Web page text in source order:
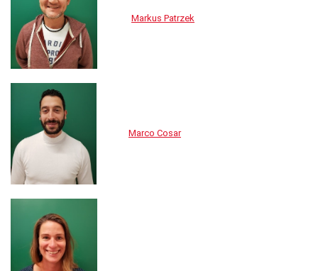
Markus Patrzek
Marco Cosar